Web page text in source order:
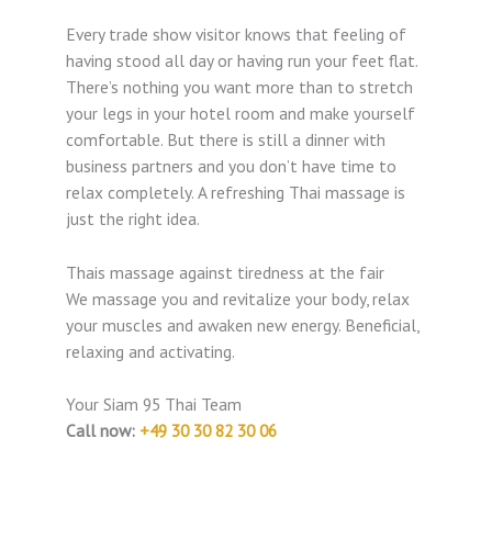
Every trade show visitor knows that feeling of
having stood all day or having run your feet flat.
There’s nothing you want more than to stretch
your legs in your hotel room and make yourself
comfortable. But there is still a dinner with
business partners and you don’t have time to
relax completely. A refreshing Thai massage is
just the right idea.
Thais massage against tiredness at the fair
We massage you and revitalize your body, relax
your muscles and awaken new energy. Beneficial,
relaxing and activating.
Your Siam 95 Thai Team
Call now: +49 30 30 82 30 06